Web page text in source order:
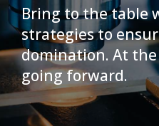
Bring to the table
strategies to
domination. At
going forward.